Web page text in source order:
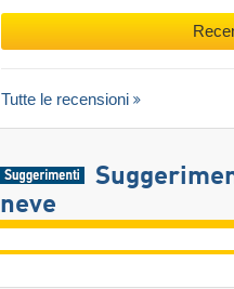
Tutte le recensioni
neve